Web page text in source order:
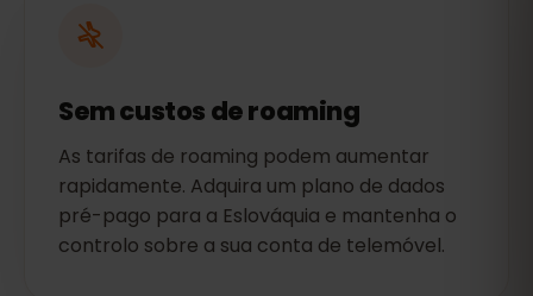
Sem custos de roaming
As tarifas de roaming podem aumentar
rapidamente. Adquira um plano de dados
pré-pago para a Eslováquia e mantenha o
controlo sobre a sua conta de telemóvel.